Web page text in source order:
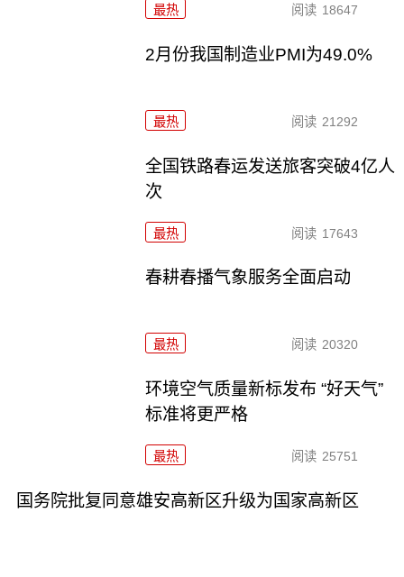
最热 阅读 18647
2月份我国制造业PMI为49.0%
最热 阅读 21292
全国铁路春运发送旅客突破4亿人
次
最热 阅读 17643
春耕春播气象服务全面启动
最热 阅读 20320
环境空气质量新标发布 “好天气”
标准将更严格
最热 阅读 25751
国务院批复同意雄安高新区升级为国家高新区